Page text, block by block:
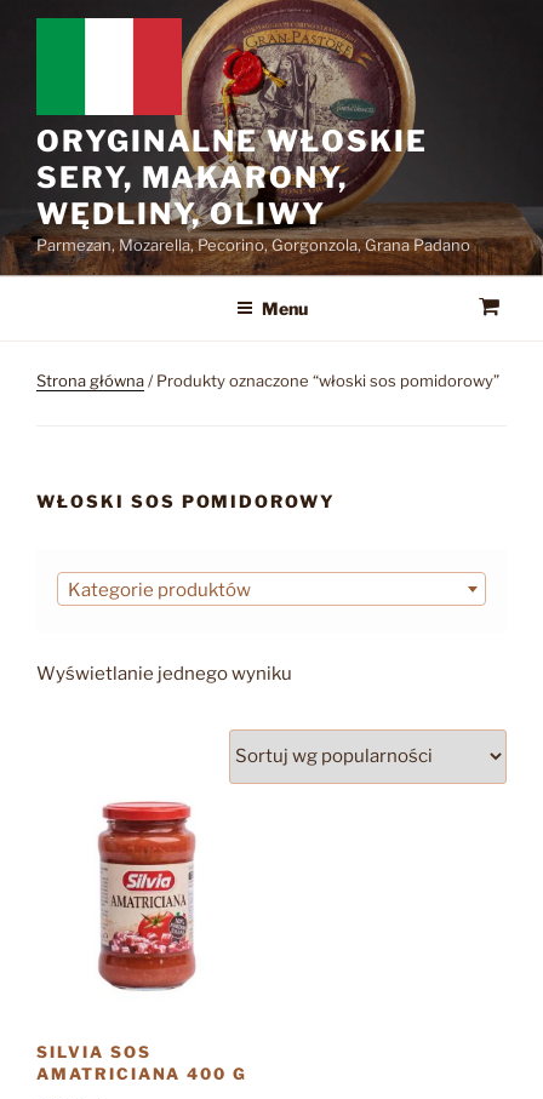
Przejdź
ORYGINALNE WŁOSKIE
SERY, MAKARONY,
WĘDLINY, OLIWY
Parmezan, Mozarella, Pecorino, Gorgonzola, Grana Padano
Menu
Strona główna/ Produkty oznaczone “włoski sos pomidorowy”
WŁOSKI SOS POMIDOROWY
Kategorie produktów
Wyświetlanie jednego wyniku
SILVIA SOS
AMATRICIANA 400 G